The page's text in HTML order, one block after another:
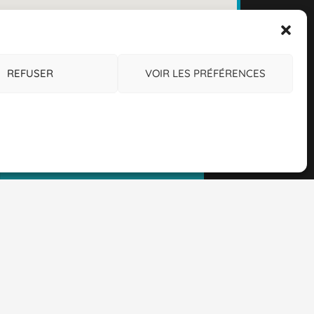
REFUSER VOIR LES PRÉFÉRENCES